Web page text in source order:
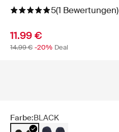
5(1 Bewertungen)
11.99 €
14.99 € -20% Deal
Farbe:BLACK